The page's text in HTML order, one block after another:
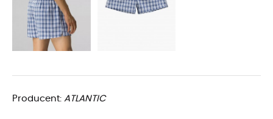
Producent: ATLANTIC